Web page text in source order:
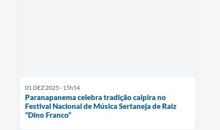
01 DEZ 2025 - 15h54
Paranapanema celebra tradição caipira no
Festival Nacional de Música Sertaneja de Raiz
“Dino Franco”